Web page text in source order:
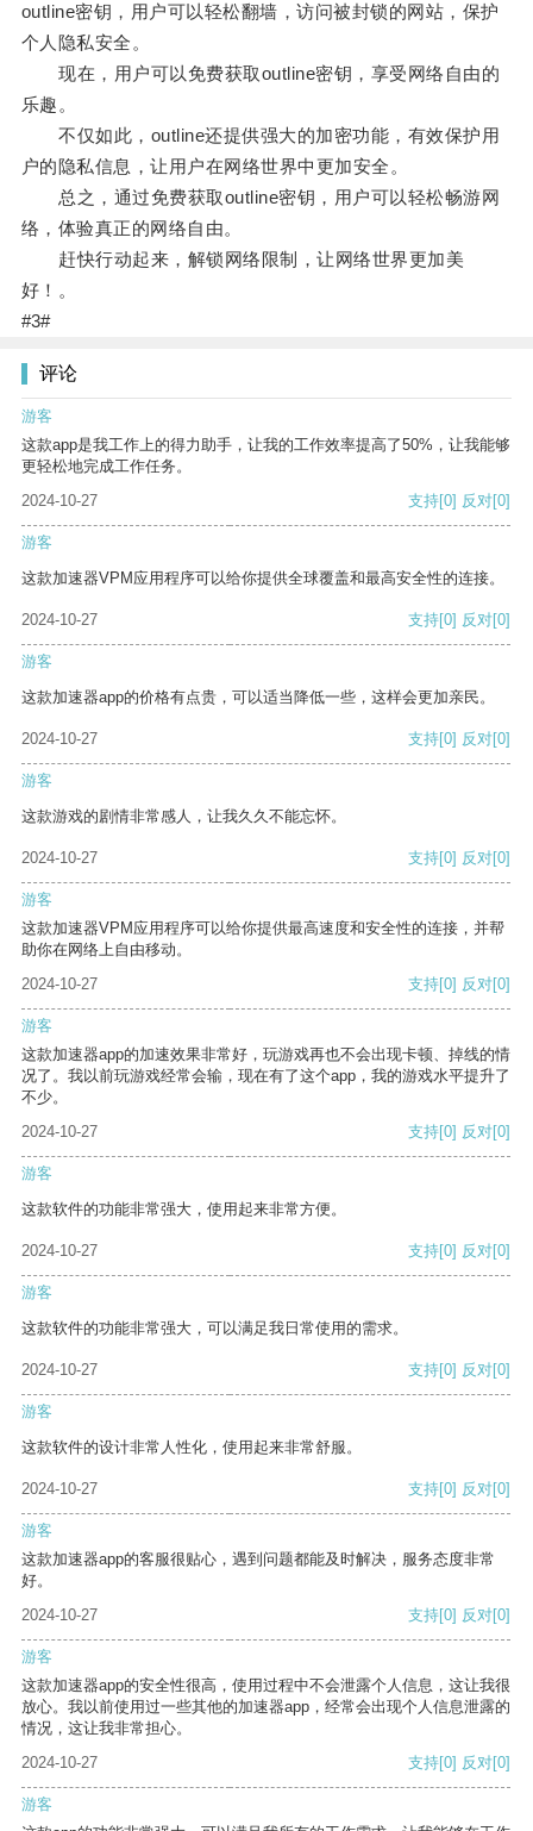
outline密钥，用户可以轻松翻墙，访问被封锁的网站，保护
个人隐私安全。
现在，用户可以免费获取outline密钥，享受网络自由的
乐趣。
不仅如此，outline还提供强大的加密功能，有效保护用
户的隐私信息，让用户在网络世界中更加安全。
总之，通过免费获取outline密钥，用户可以轻松畅游网
络，体验真正的网络自由。
赶快行动起来，解锁网络限制，让网络世界更加美
好！。
#3#
评论
游客
这款app是我工作上的得力助手，让我的工作效率提高了50%，让我能够
更轻松地完成工作任务。
2024-10-27
支持[0] 反对[0]
游客
这款加速器VPM应用程序可以给你提供全球覆盖和最高安全性的连接。
2024-10-27 支持[0] 反对[0]
游客
这款加速器app的价格有点贵，可以适当降低一些，这样会更加亲民。
2024-10-27 支持[0] 反对[0]
游客
这款游戏的剧情非常感人，让我久久不能忘怀。
2024-10-27 支持[0] 反对[0]
游客
这款加速器VPM应用程序可以给你提供最高速度和安全性的连接，并帮
助你在网络上自由移动。
2024-10-27
支持[0] 反对[0]
游客
这款加速器app的加速效果非常好，玩游戏再也不会出现卡顿、掉线的情
况了。我以前玩游戏经常会输，现在有了这个app，我的游戏水平提升了
不少。
2024-10-27
支持[0] 反对[0]
游客
这款软件的功能非常强大，使用起来非常方便。
2024-10-27 支持[0] 反对[0]
游客
这款软件的功能非常强大，可以满足我日常使用的需求。
2024-10-27 支持[0] 反对[0]
游客
这款软件的设计非常人性化，使用起来非常舒服。
2024-10-27 支持[0] 反对[0]
游客
这款加速器app的客服很贴心，遇到问题都能及时解决，服务态度非常
好。
2024-10-27
支持[0] 反对[0]
游客
这款加速器app的安全性很高，使用过程中不会泄露个人信息，这让我很
放心。我以前使用过一些其他的加速器app，经常会出现个人信息泄露的
情况，这让我非常担心。
2024-10-27
支持[0] 反对[0]
游客